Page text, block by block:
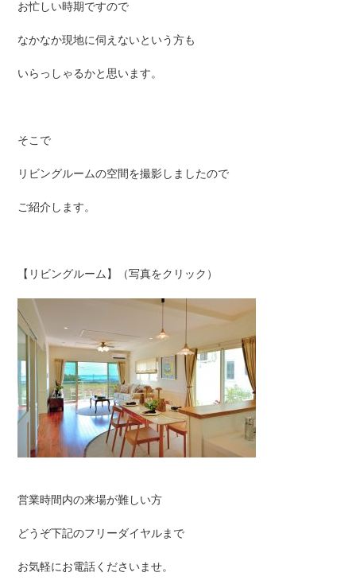
お忙しい時期ですので
なかなか現地に伺えないという方も
いらっしゃるかと思います。
そこで
リビングルームの空間を撮影しましたので
ご紹介します。
【リビングルーム】（写真をクリック）
営業時間内の来場が難しい方
どうぞ下記のフリーダイヤルまで
お気軽にお電話くださいませ。